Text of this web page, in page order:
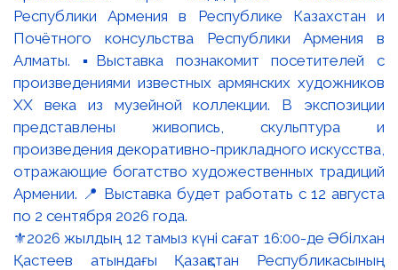
⚜️2026 жылдың 12 тамыз күні сағат 16:00-де Әбілхан
Қастеев атындағы Қазақстан Республикасының